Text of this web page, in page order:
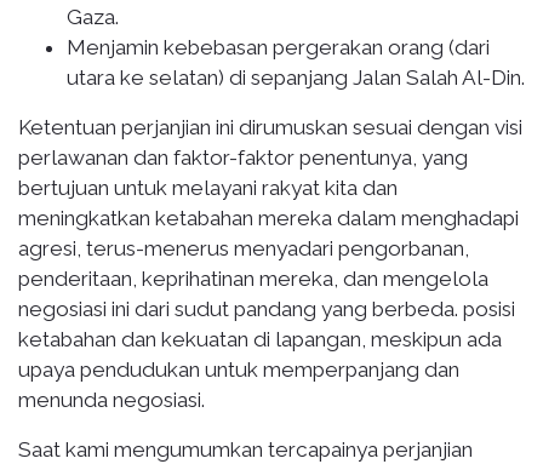
Gaza.
Menjamin kebebasan pergerakan orang (dari
utara ke selatan) di sepanjang Jalan Salah Al-Din.
Ketentuan perjanjian ini dirumuskan sesuai dengan visi
perlawanan dan faktor-faktor penentunya, yang
bertujuan untuk melayani rakyat kita dan
meningkatkan ketabahan mereka dalam menghadapi
agresi, terus-menerus menyadari pengorbanan,
penderitaan, keprihatinan mereka, dan mengelola
negosiasi ini dari sudut pandang yang berbeda. posisi
ketabahan dan kekuatan di lapangan, meskipun ada
upaya pendudukan untuk memperpanjang dan
menunda negosiasi.
Saat kami mengumumkan tercapainya perjanjian